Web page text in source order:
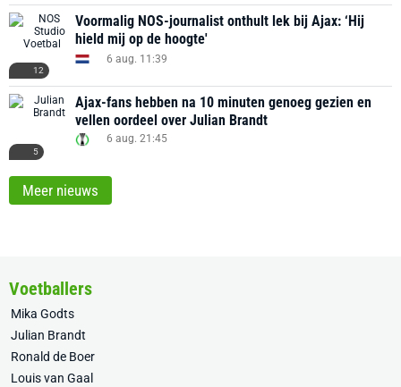
12
Voormalig NOS-journalist onthult lek bij Ajax: ‘Hij
hield mij op de hoogte'
6 aug. 11:39
5
Ajax-fans hebben na 10 minuten genoeg gezien en
vellen oordeel over Julian Brandt
6 aug. 21:45
Meer nieuws
Voetballers
Mika Godts
Julian Brandt
Ronald de Boer
Louis van Gaal